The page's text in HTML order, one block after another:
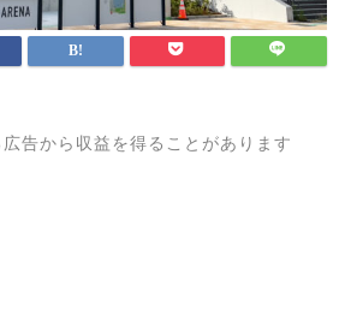
告から収益を得ることがあります